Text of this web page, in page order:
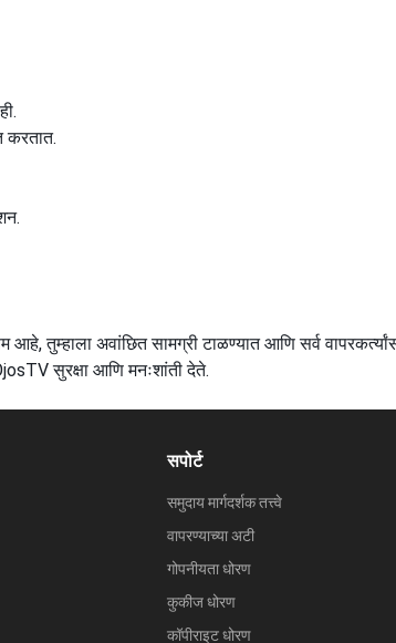
करतात.
आहे, तुम्हाला अवांछित सामग्री टाळण्यात आणि सर्व
सुरक्षा आणि मनःशांती देते.
सपोर्ट
समुदाय मार्गदर्शक तत्त्वे
वापरण्याच्या अटी
गोपनीयता धोरण
कुकीज धोरण
कॉपीराइट धोरण